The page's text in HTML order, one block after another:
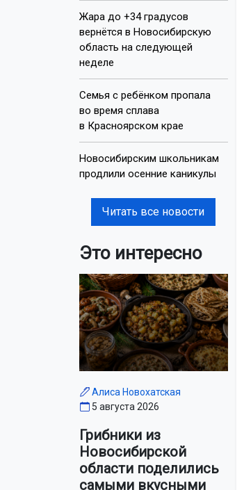
Жара до +34 градусов
вернётся в Новосибирскую
область на следующей
неделе
Семья с ребёнком пропала
во время сплава
в Красноярском крае
Новосибирским школьникам
продлили осенние каникулы
Читать все новости
Это интересно
Алиса Новохатская
5 августа 2026
Грибники из
Новосибирской
области поделились
самыми вкусными